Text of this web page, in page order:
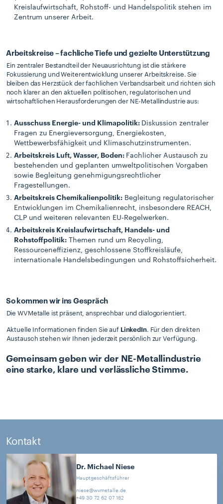
Kreislaufwirtschaft, Rohstoff- und Handelspolitik stehen im
Zentrum unserer Arbeit.
Arbeitskreise – fachliche Tiefe und gezielte Unterstützung
Ein zentraler Bestandteil der Neuausrichtung ist die stärkere
Fokussierung und Weiterentwicklung unserer Arbeitskreise. Sie
bleiben das Herzstück der fachlichen Verbandsarbeit und richten sich
noch klarer an den aktuellen politischen, regulatorischen und
wirtschaftlichen Herausforderungen der NE-Metallindustrie aus:
Ausschuss Energie- und Klimapolitik: Diskussion zentraler
Fragen zu Energieversorgung, Energiekosten,
Wettbewerbsfähigkeit und Klimaschutzinstrumenten.
Arbeitskreis Luft, Wasser, Boden: Fachlicher Austausch zu
bestehenden und geplanten umweltpolitischen Vorgaben
sowie Begleitung genehmigungsrechtlicher
Fragestellungen.
Arbeitskreis Chemikalienpolitik:Begleitung regulatorischer
Entwicklungen im Chemikalienrecht, insbesondere REACH,
CLP und weiteren relevanten EU-Regelwerken.
Arbeitskreis Kreislaufwirtschaft, Handels- und
Rohstoffpolitik:Themen rund um Recycling,
Ressourceneffizienz, geschlossene Stoffkreisläufe,
internationale Handelsbedingungen und Rohstoffsicherheit.
So kommen wir ins Gespräch
Die WVMetalle ist präsent, ansprechbar und dialogorientiert.
Aktuelle Informationen finden Sie auf LinkedIn. Für den direkten
Austausch stehen wir Ihnen jederzeit persönlich zur Verfügung.
Gemeinsam geben wir der NE-Metallindustrie
eine starke, klare und verlässliche Stimme.
Kontakt
Dr. Michael Niese
Hauptgeschäftsführer
niese@wvmetalle.de
+49 30 72 62 07 182